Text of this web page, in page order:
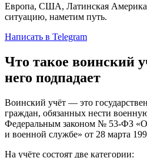
Европа, США, Латинская
ситуацию, наметим путь.
Написать в Telegram
Что такое воинский
него подпадает
Воинский учёт — это
граждан, обязанных нести
Федеральным законом № 53-ФЗ «О
и военной службе» от 28 марта
На учёте состоят две категории: